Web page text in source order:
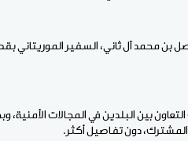
بن محمد آل ثاني، السفير الموريتاني
بين البلدين في المجالات
دون تفاصيل أكثر.